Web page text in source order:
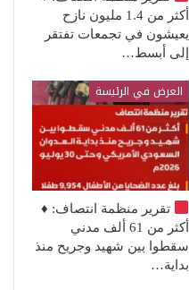
أكثر من 1.4 مليون نازح
يعيشون في تجمعات تفتقر
إلى أبسط…
العرض في الرئيسة
تقرير منظمة انتصاف: ♦️
أكثر من 61 ألف مدني
سقطوا بين شهيد وجريح منذ
بداية…